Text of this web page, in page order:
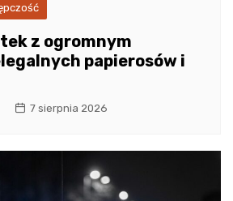
z ogromnym
papierosów i
7 sierpnia 2026